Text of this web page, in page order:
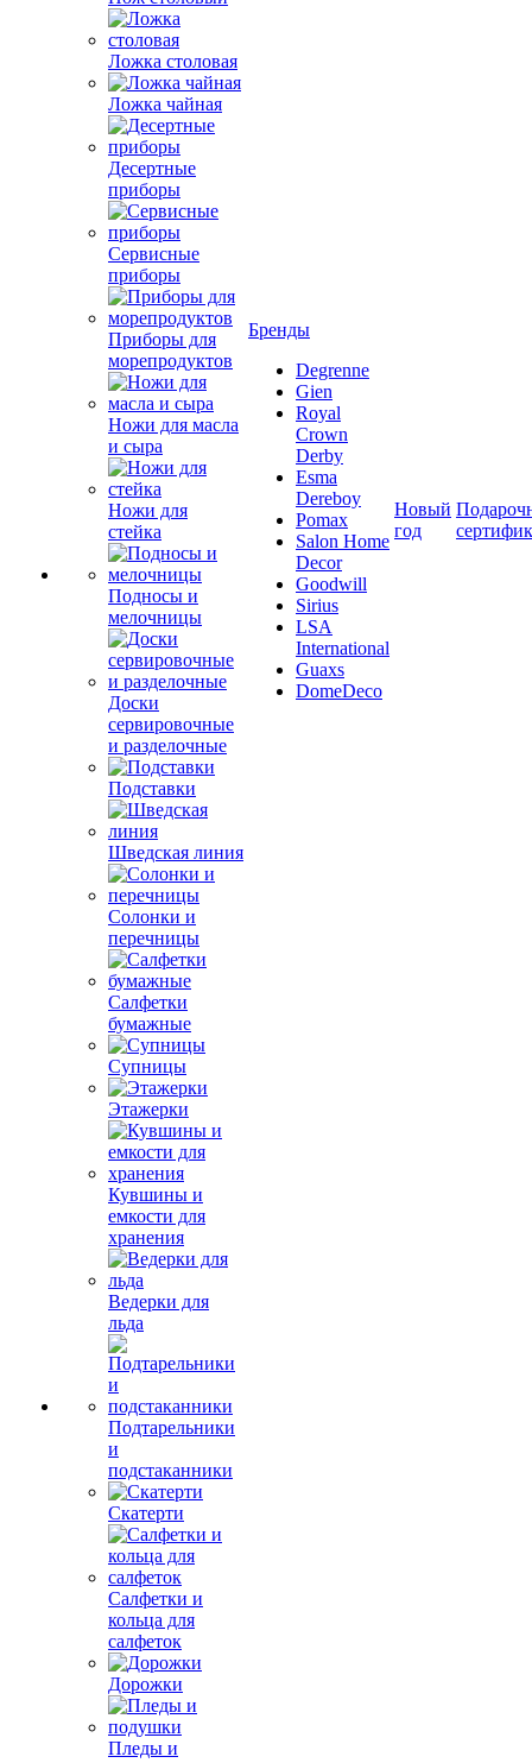
Ложка столовая
Ложка чайная
Десертные
приборы
Сервисные
приборы
Приборы для
морепродуктов
Ножи для масла
и сыра
Ножи для
стейка
Подносы и
мелочницы
Доски
сервировочные
и разделочные
Подставки
Шведская линия
Солонки и
перечницы
Салфетки
бумажные
Супницы
Этажерки
Кувшины и
емкости для
хранения
Ведерки для
льда
Подтарельники
и
подстаканники
Скатерти
Салфетки и
кольца для
салфеток
Дорожки
Пледы и
Бренды
Degrenne
Gien
Royal
Crown
Derby
Esma
Dereboy
Pomax
Salon Home
Decor
Goodwill
Sirius
LSA
International
Guaxs
DomeDeco
Новый
год